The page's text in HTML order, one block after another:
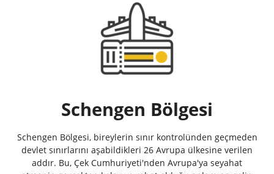
Schengen Bölgesi
Schengen Bölgesi, bireylerin sınır kontrolünden geçmeden
devlet sınırlarını aşabildikleri 26 Avrupa ülkesine verilen
addır. Bu, Çek Cumhuriyeti'nden Avrupa'ya seyahat